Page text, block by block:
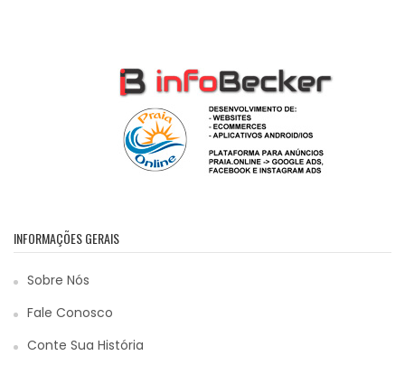
INFORMAÇÕES GERAIS
Sobre Nós
Fale Conosco
Conte Sua História